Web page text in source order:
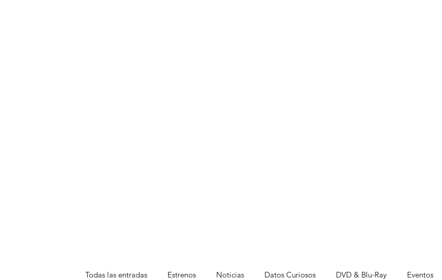
Todas las entradas Estrenos Noticias Datos Curiosos DVD & Blu-Ray Eventos